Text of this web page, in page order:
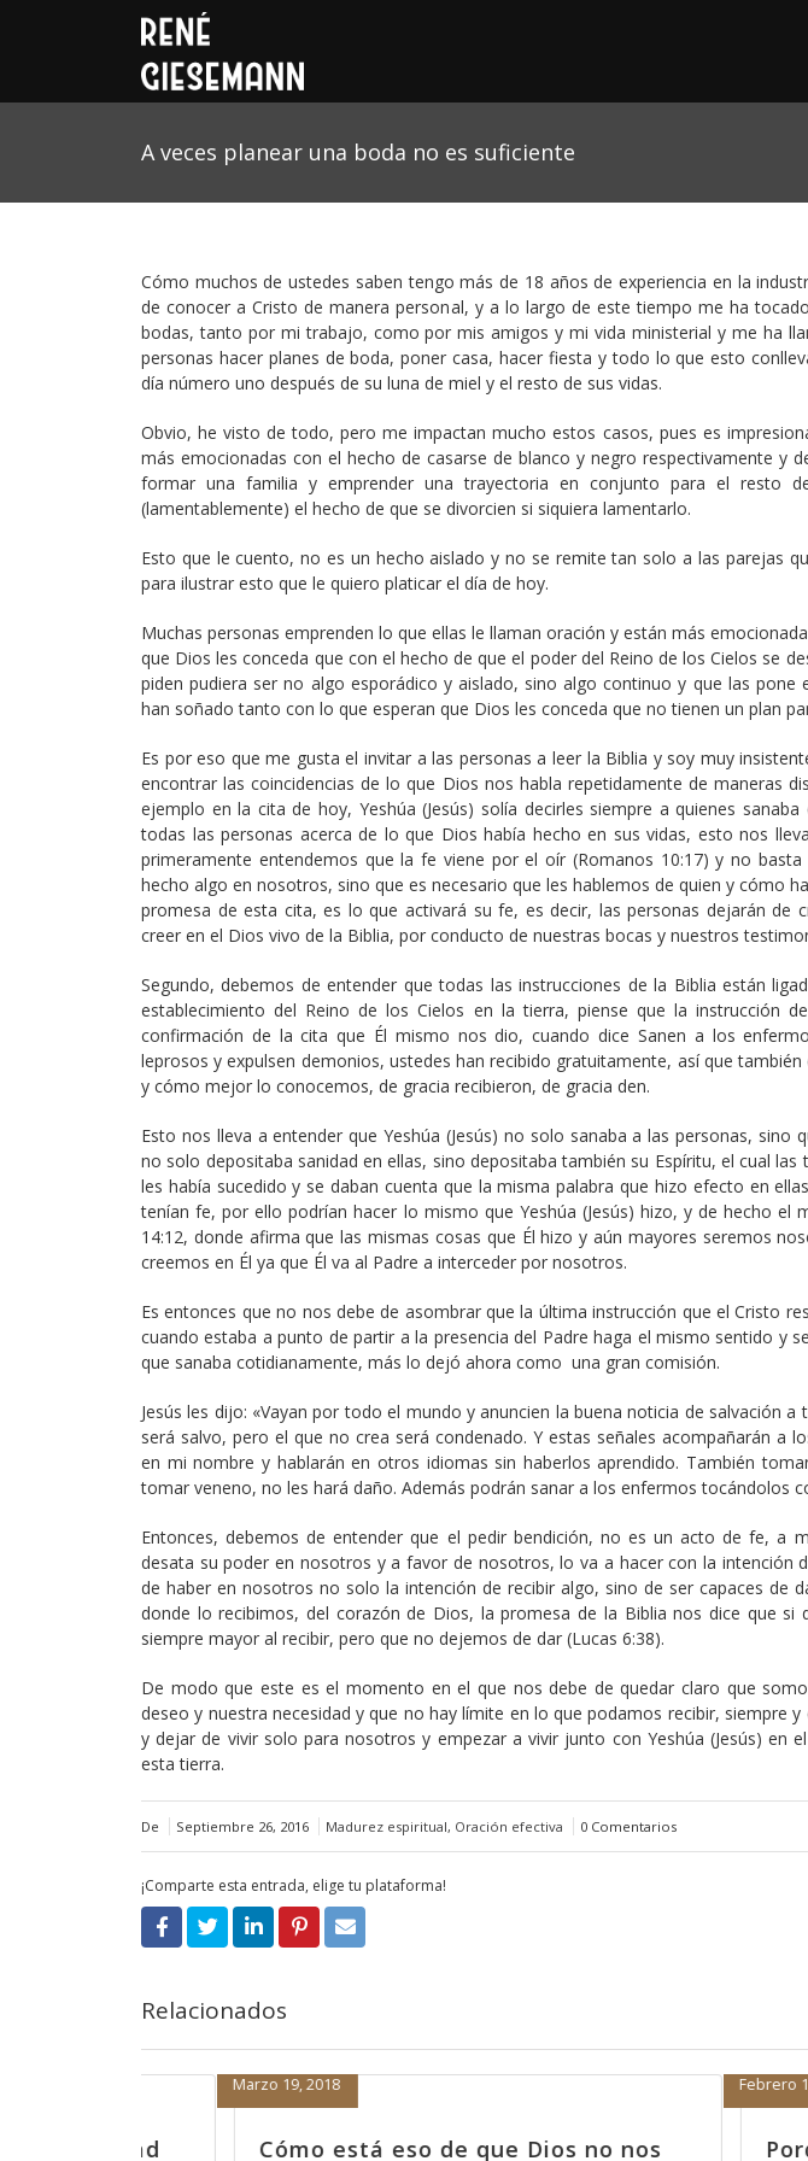
A veces planear una boda no es suficiente
Cómo muchos de ustedes saben tengo más de 18 años de experiencia en la
de conocer a Cristo de manera personal, y a lo largo de este tiempo me ha
bodas, tanto por mi trabajo, como por mis amigos y mi vida ministerial y me ha
personas hacer planes de boda, poner casa, hacer fiesta y todo lo que esto
día número uno después de su luna de miel y el resto de sus vidas.
Obvio, he visto de todo, pero me impactan mucho estos casos, pues es
más emocionadas con el hecho de casarse de blanco y negro respectivamente y
formar una familia y emprender una trayectoria en conjunto para el resto
(lamentablemente) el hecho de que se divorcien si siquiera lamentarlo.
Esto que le cuento, no es un hecho aislado y no se remite tan solo a las parejas
para ilustrar esto que le quiero platicar el día de hoy.
Muchas personas emprenden lo que ellas le llaman oración y están más
que Dios les conceda que con el hecho de que el poder del Reino de los Cielos se
piden pudiera ser no algo esporádico y aislado, sino algo continuo y que las
han soñado tanto con lo que esperan que Dios les conceda que no tienen un plan
Es por eso que me gusta el invitar a las personas a leer la Biblia y soy muy
encontrar las coincidencias de lo que Dios nos habla repetidamente de maneras
ejemplo en la cita de hoy, Yeshúa (Jesús) solía decirles siempre a quienes
todas las personas acerca de lo que Dios había hecho en sus vidas, esto nos
primeramente entendemos que la fe viene por el oír (Romanos 10:17) y no
hecho algo en nosotros, sino que es necesario que les hablemos de quien y cómo
promesa de esta cita, es lo que activará su fe, es decir, las personas dejarán de
creer en el Dios vivo de la Biblia, por conducto de nuestras bocas y nuestros
Segundo, debemos de entender que todas las instrucciones de la Biblia están
establecimiento del Reino de los Cielos en la tierra, piense que la instrucción
confirmación de la cita que Él mismo nos dio, cuando dice Sanen a los
leprosos y expulsen demonios, ustedes han recibido gratuitamente, así que
y cómo mejor lo conocemos, de gracia recibieron, de gracia den.
Esto nos lleva a entender que Yeshúa (Jesús) no solo sanaba a las personas, sino
no solo depositaba sanidad en ellas, sino depositaba también su Espíritu, el cual
les había sucedido y se daban cuenta que la misma palabra que hizo efecto en
tenían fe, por ello podrían hacer lo mismo que Yeshúa (Jesús) hizo, y de hecho el
14:12, donde afirma que las mismas cosas que Él hizo y aún mayores seremos
creemos en Él ya que Él va al Padre a interceder por nosotros.
Es entonces que no nos debe de asombrar que la última instrucción que el Cristo
cuando estaba a punto de partir a la presencia del Padre haga el mismo sentido y
que sanaba cotidianamente, más lo dejó ahora como una gran comisión.
Jesús les dijo: «Vayan por todo el mundo y anuncien la buena noticia de salvación a
será salvo, pero el que no crea será condenado. Y estas señales acompañarán a
en mi nombre y hablarán en otros idiomas sin haberlos aprendido. También
tomar veneno, no les hará daño. Además podrán sanar a los enfermos tocándolos
Entonces, debemos de entender que el pedir bendición, no es un acto de fe, a
desata su poder en nosotros y a favor de nosotros, lo va a hacer con la intención
de haber en nosotros no solo la intención de recibir algo, sino de ser capaces de
donde lo recibimos, del corazón de Dios, la promesa de la Biblia nos dice que si
siempre mayor al recibir, pero que no dejemos de dar (Lucas 6:38).
De modo que este es el momento en el que nos debe de quedar claro que
deseo y nuestra necesidad y que no hay límite en lo que podamos recibir, siempre
y dejar de vivir solo para nosotros y empezar a vivir junto con Yeshúa (Jesús) en
esta tierra.
De Septiembre 26, 2016 Madurez espiritual, Oración efectiva 0 Comentarios
¡Comparte esta entrada, elige tu plataforma!
Relacionados
Dios no nos
Porque nada más orar pa’dentro no
Febrero 15, 2018 Enero